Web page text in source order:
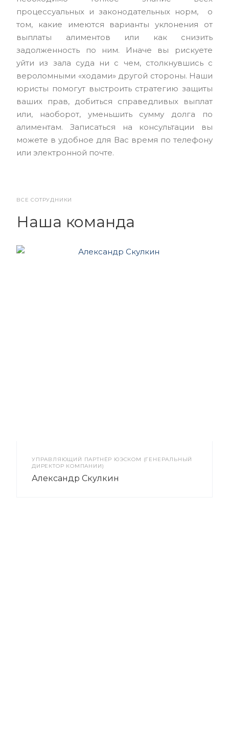
процессуальных и законодательных норм, о
том, какие имеются варианты уклонения от
выплаты алиментов или как снизить
задолженность по ним. Иначе вы рискуете
уйти из зала суда ни с чем, столкнувшись с
вероломными «ходами» другой стороны. Наши
юристы помогут выстроить стратегию защиты
ваших прав, добиться справедливых выплат
или, наоборот, уменьшить сумму долга по
алиментам. Записаться на консультации вы
можете в удобное для Вас время по телефону
или электронной почте.
ВСЕ СОТРУДНИКИ
Наша команда
УПРАВЛЯЮЩИЙ ПАРТНЁР ЮЭСКОМ (ГЕНЕРАЛЬНЫЙ
ДИРЕКТОР КОМПАНИИ)
Александр Скулкин